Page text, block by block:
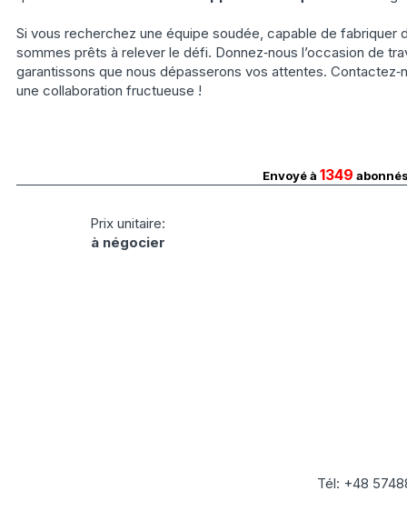
Si vous recherchez une équipe soudée, capable de fabriquer
sommes prêts à relever le défi. Donnez‑nous l’occasion de
garantissons que nous dépasserons vos attentes.
une collaboration fructueuse !
Envoyé à1349
Prix unitaire:
à négocier
Tél: +48